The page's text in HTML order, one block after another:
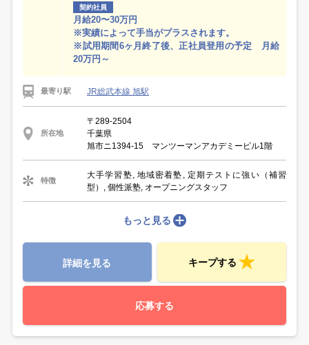
契約社員
月給20〜30万円
※実績によって手当がプラスされます。
※試用期間6ヶ月終了後、正社員登用の予定 月給
20万円～
最寄り駅 JR総武本線 旭駅
所在地
〒289-2504
千葉県
旭市ニ1394-15 マンツーマンアカデミービル1階
特徴
大手学習塾, 地域密着塾, 定期テストに強い（補習
型）, 個性派塾, オープニングスタッフ
もっと見る
詳細を見る キープする
応募する